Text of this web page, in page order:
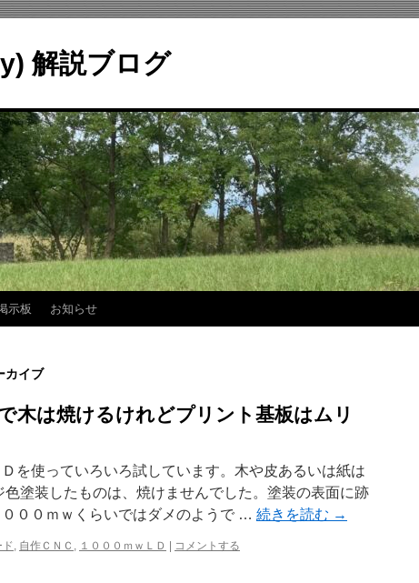
解説ブログ
示板 お知らせ
カイブ
木は焼けるけれどプリント基板はムリ
を使っていろいろ試しています。木や皮あるいは紙は
塗装したものは、焼けませんでした。塗装の表面に跡
００ｍｗくらいではダメのようで … 続きを読む →
ド, 自作ＣＮＣ , １０００ｍｗＬＤ コメントする